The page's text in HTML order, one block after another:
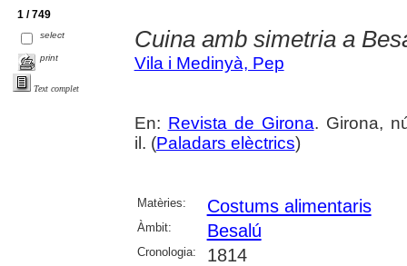
1 / 749
select
print
Text complet
Cuina amb simetria a
Vila i Medinyà, Pep
En: Revista de Girona. Girona,
il. (Paladars elèctrics)
Matèries: Costums alimentaris
Àmbit: Besalú
Cronologia: 1814